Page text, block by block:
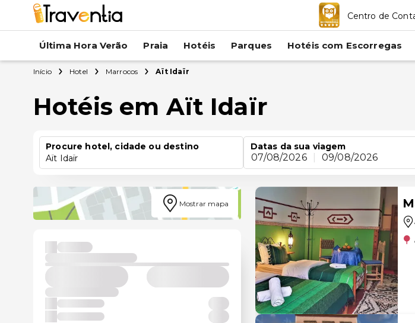
Centro de
Última Hora Verão Praia Hotéis Parques Hotéis com Escorregas
Início Hotel Marrocos Aït Idaïr
Hotéis em Aït Idaïr
Procure hotel, cidade ou destino
Aït Idaïr
Datas da sua viagem
07/08/2026 09/08/2026
Mostrar mapa